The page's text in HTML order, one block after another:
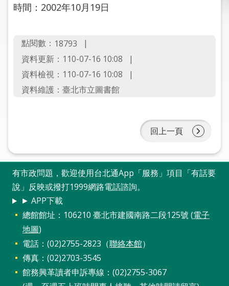
於
市
圖
線
見
問
答
加
入
市
圖
網
時間：2002年10月19日
點閱數： 18793
資料更新：110-07-16 10:08
資料檢視：110-07-16 10:08
資料維護：臺北市立圖書館
回上一頁
有市政問題，歡迎使用台北通App「服務」項目「有話要
說」反映或撥打1999網路電話諮詢。
► APP下載
總館館址：106210 臺北市建國南路二段125號 (電子
地圖)
電話：(02)2755-2823（聯絡本館）
傳真：(02)2703-3545
館務興革讀者申訴專線：(02)2755-3067